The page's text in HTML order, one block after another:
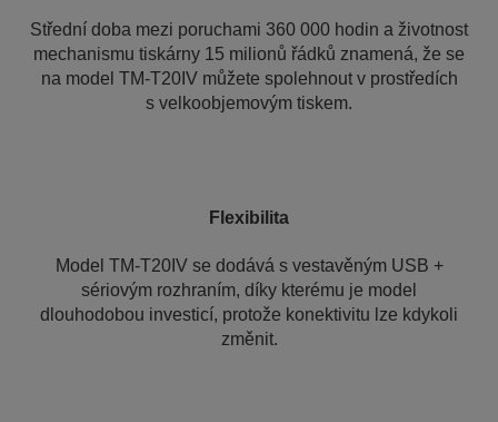
Střední doba mezi poruchami 360 000 hodin a životnost
mechanismu tiskárny 15 milionů řádků znamená, že se
na model TM-T20IV můžete spolehnout v prostředích
s velkoobjemovým tiskem.
Flexibilita
Model TM-T20IV se dodává s vestavěným USB +
sériovým rozhraním, díky kterému je model
dlouhodobou investicí, protože konektivitu lze kdykoli
změnit.